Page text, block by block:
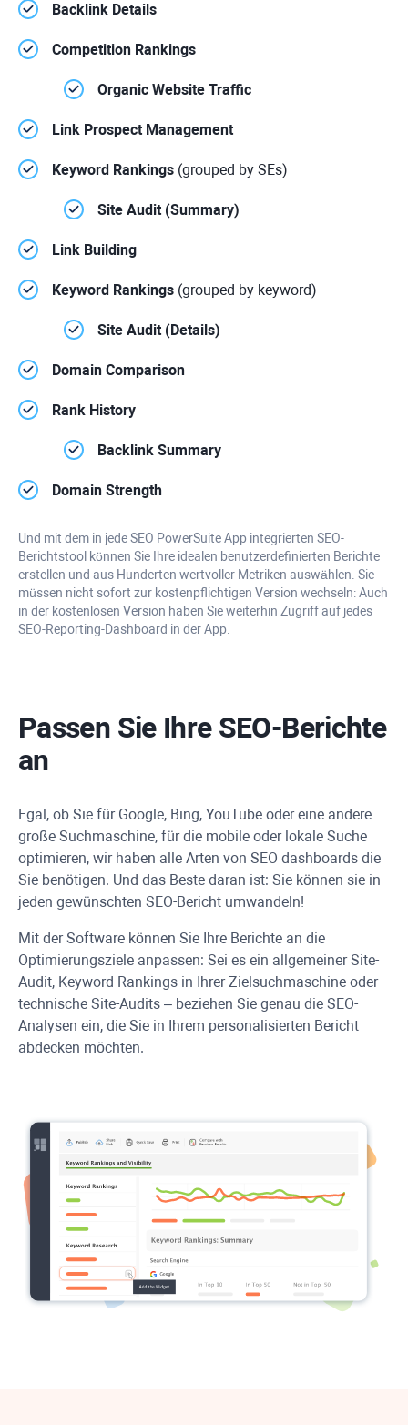
Backlink Details
Competition Rankings
Organic Website Traffic
Link Prospect Management
Keyword Rankings (grouped by SEs)
Site Audit (Summary)
Link Building
Keyword Rankings (grouped by keyword)
Site Audit (Details)
Domain Comparison
Rank History
Backlink Summary
Domain Strength
Und mit dem in jedeSEO PowerSuiteApp integrierten SEO-
Berichtstool können Sie Ihre idealen benutzerdefinierten Berichte
erstellen und aus Hunderten wertvoller Metriken auswählen. Sie
müssen nicht sofort zur kostenpflichtigen Version wechseln: Auch
in der kostenlosen Version haben Sie weiterhin Zugriff auf jedes
SEO-Reporting-Dashboard in der App.
Passen Sie Ihre SEO-Berichte
an
Egal, ob Sie für Google, Bing, YouTube oder eine andere
große Suchmaschine, für die mobile oder lokale Suche
optimieren, wir haben alle Arten von SEO dashboards die
Sie benötigen. Und das Beste daran ist: Sie können sie in
jeden gewünschten SEO-Bericht umwandeln!
Mit der Software können Sie Ihre Berichte an die
Optimierungsziele anpassen: Sei es ein allgemeiner Site-
Audit, Keyword-Rankings in Ihrer Zielsuchmaschine oder
technische Site-Audits – beziehen Sie genau die SEO-
Analysen ein, die Sie in Ihrem personalisierten Bericht
abdecken möchten.